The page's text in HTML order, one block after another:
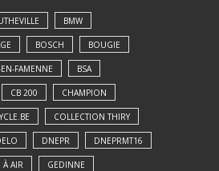
BMW
BOSCH BOUGIE
FAMENNE BSA
CB 200 CHAMPION
COLLECTION THIRY
DNEPR DNEPRMT16
À AIR GEDINNE